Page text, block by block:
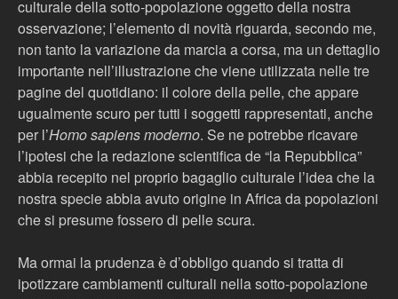
culturale della sotto-popolazione oggetto della nostra
osservazione; l’elemento di novità riguarda, secondo me,
non tanto la variazione da marcia a corsa, ma un dettaglio
importante nell’illustrazione che viene utilizzata nelle tre
pagine del quotidiano: il colore della pelle, che appare
ugualmente scuro per tutti i soggetti rappresentati, anche
per l’Homo sapiens moderno. Se ne potrebbe ricavare
l’ipotesi che la redazione scientifica de “la Repubblica”
abbia recepito nel proprio bagaglio culturale l’idea che la
nostra specie abbia avuto origine in Africa da popolazioni
che si presume fossero di pelle scura.
Ma ormai la prudenza è d’obbligo quando si tratta di
ipotizzare cambiamenti culturali nella sotto-popolazione